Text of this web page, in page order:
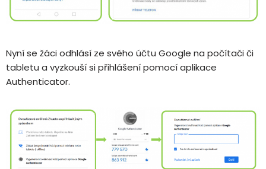
Nyní se žáci odhlásí ze svého účtu Google na počítači či
tabletu a vyzkouší si přihlášení pomocí aplikace
Authenticator.